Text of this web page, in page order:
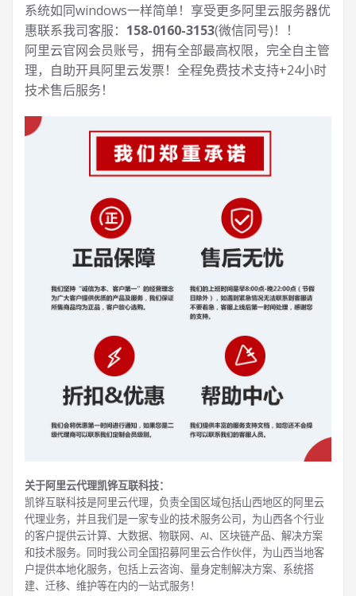
系统如同windows一样简单！享受更多阿里云服务器优
惠联系我司客服： 158-0160-3153(微信同号)！！
阿里云官网会员账号，拥有全部最高权限，完全自主管
理，自助开具阿里云发票！全程免费技术支持+24小时
技术售后服务！
关于阿里云代理凯铧互联科技：
凯铧互联科技是阿里云代理，负责全国区域包括山西地区的阿里云
代理业务，并且我们是一家专业的技术服务公司，为山西各个行业
的客户提供云计算、大数据、物联网、AI、区块链产品、解决方案
和技术服务。同时我公司全国招募阿里云合作伙伴，为山西当地客
户提供本地化服务，包括上云咨询、量身定制解决方案、系统搭
建、迁移、维护等在内的一站式服务！